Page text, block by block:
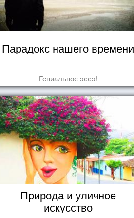
Парадокс нашего времени
Гениальное эссэ!
Природа и уличное
искусство